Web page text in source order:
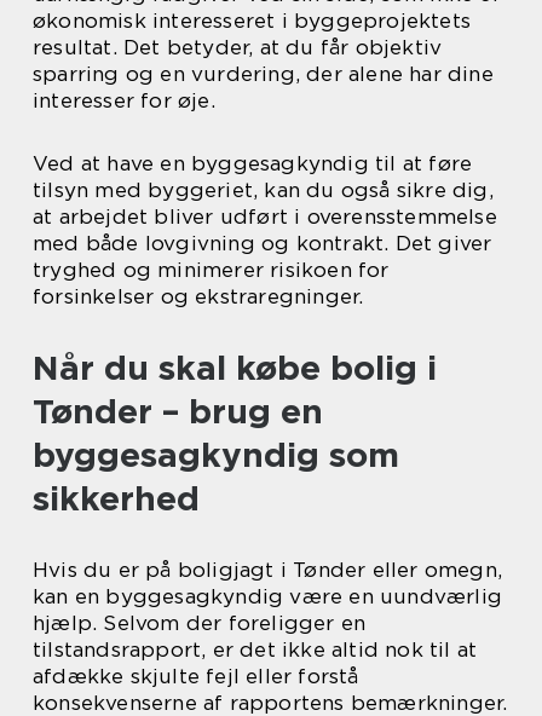
økonomisk interesseret i byggeprojektets
resultat. Det betyder, at du får objektiv
sparring og en vurdering, der alene har dine
interesser for øje.
Ved at have en byggesagkyndig til at føre
tilsyn med byggeriet, kan du også sikre dig,
at arbejdet bliver udført i overensstemmelse
med både lovgivning og kontrakt. Det giver
tryghed og minimerer risikoen for
forsinkelser og ekstraregninger.
Når du skal købe bolig i
Tønder – brug en
byggesagkyndig som
sikkerhed
Hvis du er på boligjagt i Tønder eller omegn,
kan en byggesagkyndig være en uundværlig
hjælp. Selvom der foreligger en
tilstandsrapport, er det ikke altid nok til at
afdække skjulte fejl eller forstå
konsekvenserne af rapportens bemærkninger.